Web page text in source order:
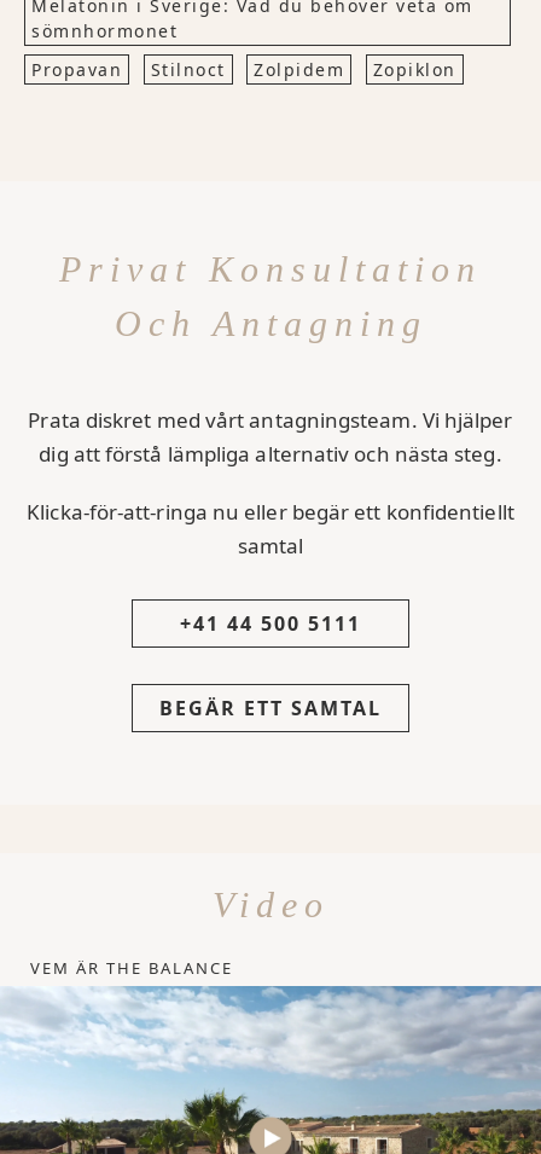
Melatonin i Sverige: Vad du behöver veta om
sömnhormonet
Propavan
Stilnoct Zolpidem Zopiklon
Privat Konsultation
Och Antagning
Prata diskret med vårt antagningsteam. Vi hjälper
dig att förstå lämpliga alternativ och nästa steg.
Klicka-för-att-ringa nu eller begär ett konfidentiellt
samtal
+41 44 500 5111
BEGÄR ETT SAMTAL
Video
VEM ÄR THE BALANCE